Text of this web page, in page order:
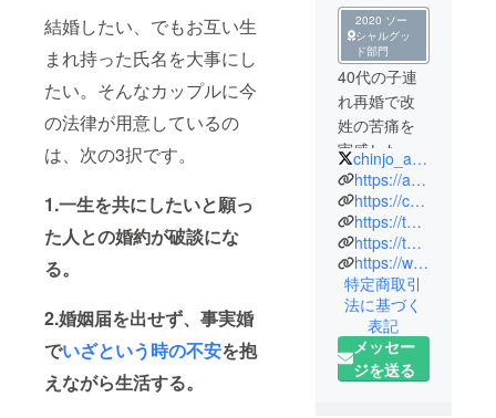
結婚したい、でもお互い生
まれ持った氏名を大事にし
たい。そんなカップルに今
の法律が用意しているの
は、次の3択です。
1.一生を共にしたいと願っ
た人との婚約が破談にな
る。
2.婚姻届を出せず、事実婚
でいざという時の不安を抱
えながら生活する。
2020 ソー
シャルグッ
ド部門
40代の子連
れ再婚で改
姓の苦痛を
実感した代
表理事の井
田奈穂が、
2018年末に
立ち上げた
当事者団体
「選択的夫
婦別姓・全
国陳情アク
ション」を
chinjo_action
https://asuniwa.org
https://chinjyo-action.com/
https://think-name.jp
https://twitter.com/chinjo_action
https://www.facebook.com/chinjyoaction
特定商取引
法に基づく
表記
メッセー
ジを送る